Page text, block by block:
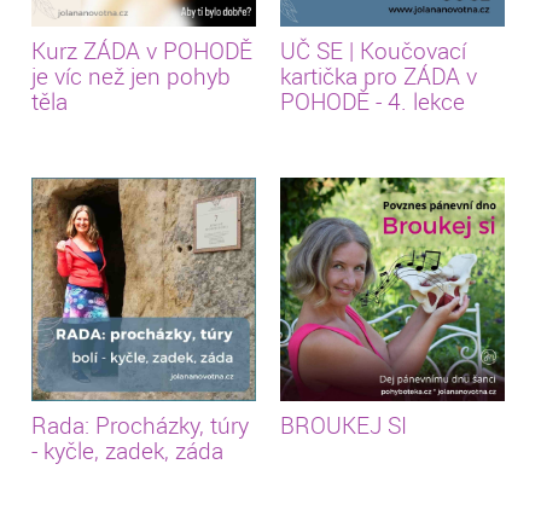
Kurz ZÁDA v POHODĚ
je víc než jen pohyb
těla
UČ SE | Koučovací
kartička pro ZÁDA v
POHODĚ - 4. lekce
Rada: Procházky, túry
- kyčle, zadek, záda
BROUKEJ SI